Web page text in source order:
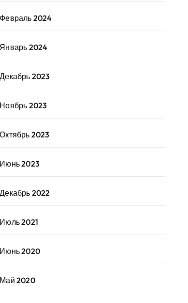
Февраль 2024
Январь 2024
Декабрь 2023
Ноябрь 2023
Октябрь 2023
Июнь 2023
Декабрь 2022
Июль 2021
Июнь 2020
Май 2020